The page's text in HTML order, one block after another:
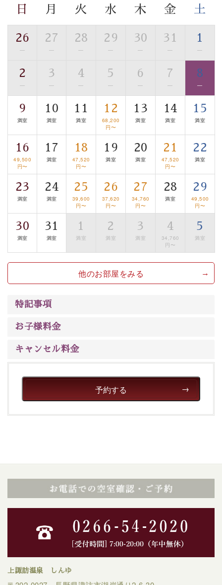
ご了承のほどお願いいたします。
■貸切温泉風呂 （40分2000円）
眺望はございませんが、源泉掛け流しの温泉の質を楽し
む貸切温泉風呂です。ゆったりといやされるプライベー
トな空間をお愉しみください。
【旅】
■諏訪大社4社を巡る無料参拝バス
豊富な知識を持ったドライバー兼ガイドが諏訪大社をご
事前ご予約制ですので、ご利用ご希望の方
は【3日前まで】にお電話ください。
※交通規制などにより運行できない日がございます
※年末年始及び御柱祭前後は運行しておりません
以上が基本プランの内容です。
神秘なる諏訪湖に心癒される時間をお過ごしいただけま
したら幸いです。
日 月 火 水 木 金 土
26
—
27
—
28
—
29
—
30
—
31
—
1
—
2
—
3
—
4
—
5
—
6
—
7
—
8
—
9
満室
10
満室
11
満室
12
68,200
円〜
13
満室
14
満室
15
満室
16
49,500
円〜
17
満室
18
47,520
円〜
19
満室
20
満室
21
47,520
円〜
22
満室
23
満室
24
満室
25
39,600
円〜
26
37,620
円〜
27
34,760
円〜
28
満室
29
49,500
円〜
30
満室
31
満室
1
満室
2
満室
3
満室
4
34,760
円〜
5
満室
他のお部屋をみる
特記事項
お子様料金
キャンセル料金
予約する
上諏訪温泉 しんゆ